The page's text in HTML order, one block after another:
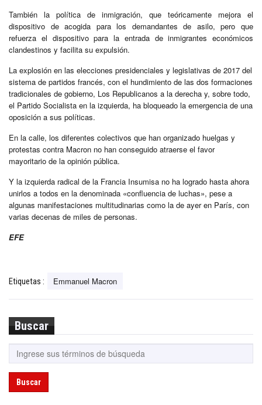
También la política de inmigración, que teóricamente mejora el
dispositivo de acogida para los demandantes de asilo, pero que
refuerza el dispositivo para la entrada de inmigrantes económicos
clandestinos y facilita su expulsión.
La explosión en las elecciones presidenciales y legislativas de 2017 del
sistema de partidos francés, con el hundimiento de las dos formaciones
tradicionales de gobierno, Los Republicanos a la derecha y, sobre todo,
el Partido Socialista en la izquierda, ha bloqueado la emergencia de una
oposición a sus políticas.
En la calle, los diferentes colectivos que han organizado huelgas y
protestas contra Macron no han conseguido atraerse el favor
mayoritario de la opinión pública.
Y la izquierda radical de la Francia Insumisa no ha logrado hasta ahora
unirlos a todos en la denominada «confluencia de luchas», pese a
algunas manifestaciones multitudinarias como la de ayer en París, con
varias decenas de miles de personas.
EFE
Etiquetas : Emmanuel Macron
Buscar
Buscar